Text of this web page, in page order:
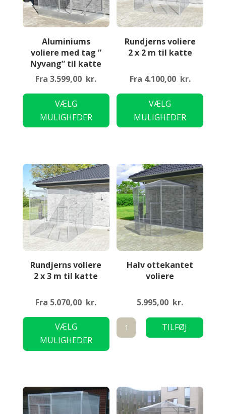
Aluminiums
voliere med tag ”
Nyvang” til katte
Fra3.599,00 kr.
VÆLG
MULIGHEDER
Dette
flere
kan
vælges
på
varesiden
Rundjerns voliere
2 x 2 m til katte
Fra 4.100,00 kr.
VÆLG
MULIGHEDER
kan
på
Rundjerns voliere
2 x 3 m til katte
Fra 5.070,00 kr.
VÆLG
MULIGHEDER
har
kan
vælges
Halv ottekantet
voliere
5.995,00 kr.
Halv
ottekantet
TILFØJ
TIL KURV